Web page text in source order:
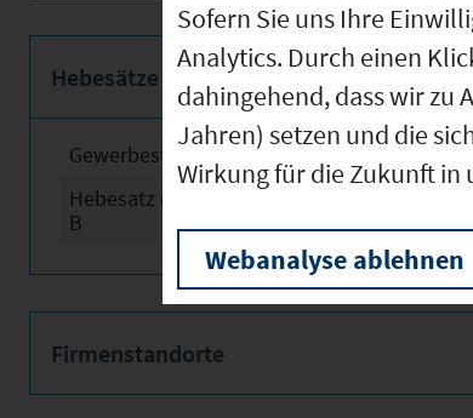
Hebesätze
Gewerbesteuerhebesatz
Hebesatz der Grundsteuer
B
Firmenstandorte
Sofern Sie uns Ihre
Analytics. Durch einen
dahingehend, dass wir zu
Jahren) setzen und die
Wirkung für die Zukunft in
Webanalyse ablehnen